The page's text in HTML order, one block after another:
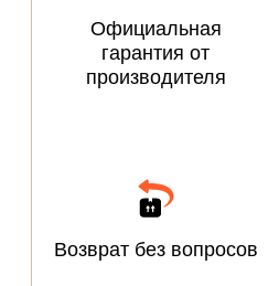
Официальная
гарантия от
производителя
Возврат без вопросов